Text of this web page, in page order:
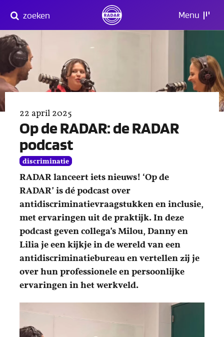
naar
content
zoeken Menu
22 april 2025
Op de RADAR: de RADAR
podcast
discriminatie
RADAR lanceert iets nieuws! ‘Op de
RADAR’ is dé podcast over
antidiscriminatievraagstukken en inclusie,
met ervaringen uit de praktijk. In deze
podcast geven collega’s Milou, Danny en
Lilia je een kijkje in de wereld van een
antidiscriminatiebureau en vertellen zij je
over hun professionele en persoonlijke
ervaringen in het werkveld.